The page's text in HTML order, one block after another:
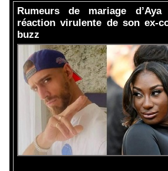
Rumeurs de mariage
réaction virulente de son ex-
buzz